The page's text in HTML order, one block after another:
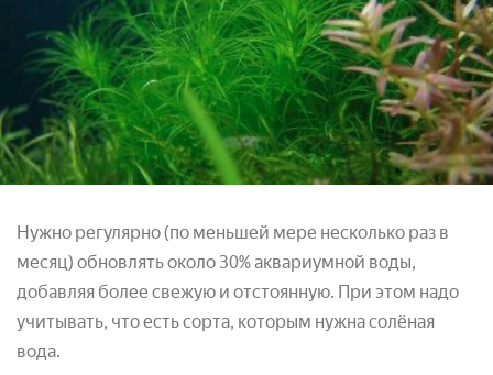
Нужно регулярно (по меньшей мере несколько раз в
месяц) обновлять около 30% аквариумной воды,
добавляя более свежую и отстоянную. При этом надо
учитывать, что есть сорта, которым нужна солёная
вода.